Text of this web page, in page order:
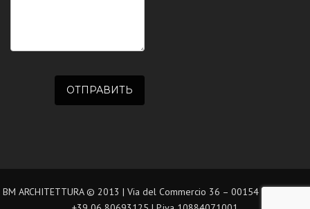
BM ARCHITETTURA © 2013 | Via del Commercio 36 – 00154 Roma | Tel.